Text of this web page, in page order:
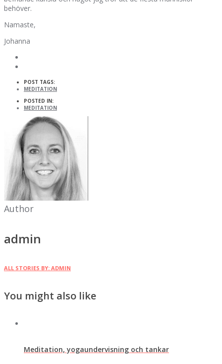
behöver.
Namaste,
Johanna
POST TAGS:
MEDITATION
POSTED IN:
MEDITATION
Author
admin
ALL STORIES BY: ADMIN
You might also like
Meditation, yogaundervisning och tankar